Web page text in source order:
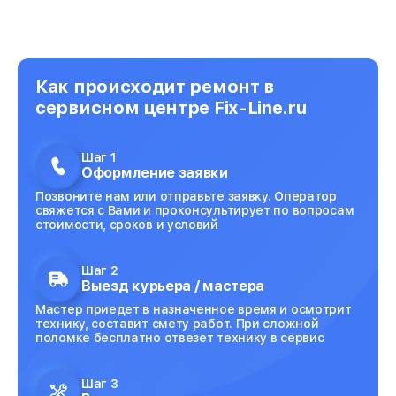
Как происходит ремонт в
сервисном центре Fix-Line.ru
Шаг 1
Оформление заявки
Позвоните нам или отправьте заявку. Оператор
свяжется с Вами и проконсультирует по вопросам
стоимости, сроков и условий
Шаг 2
Выезд курьера / мастера
Мастер приедет в назначенное время и осмотрит
технику, составит смету работ. При сложной
поломке бесплатно отвезет технику в сервис
Шаг 3